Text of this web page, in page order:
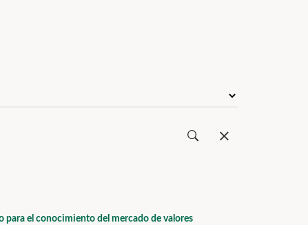
para el conocimiento del mercado de valores